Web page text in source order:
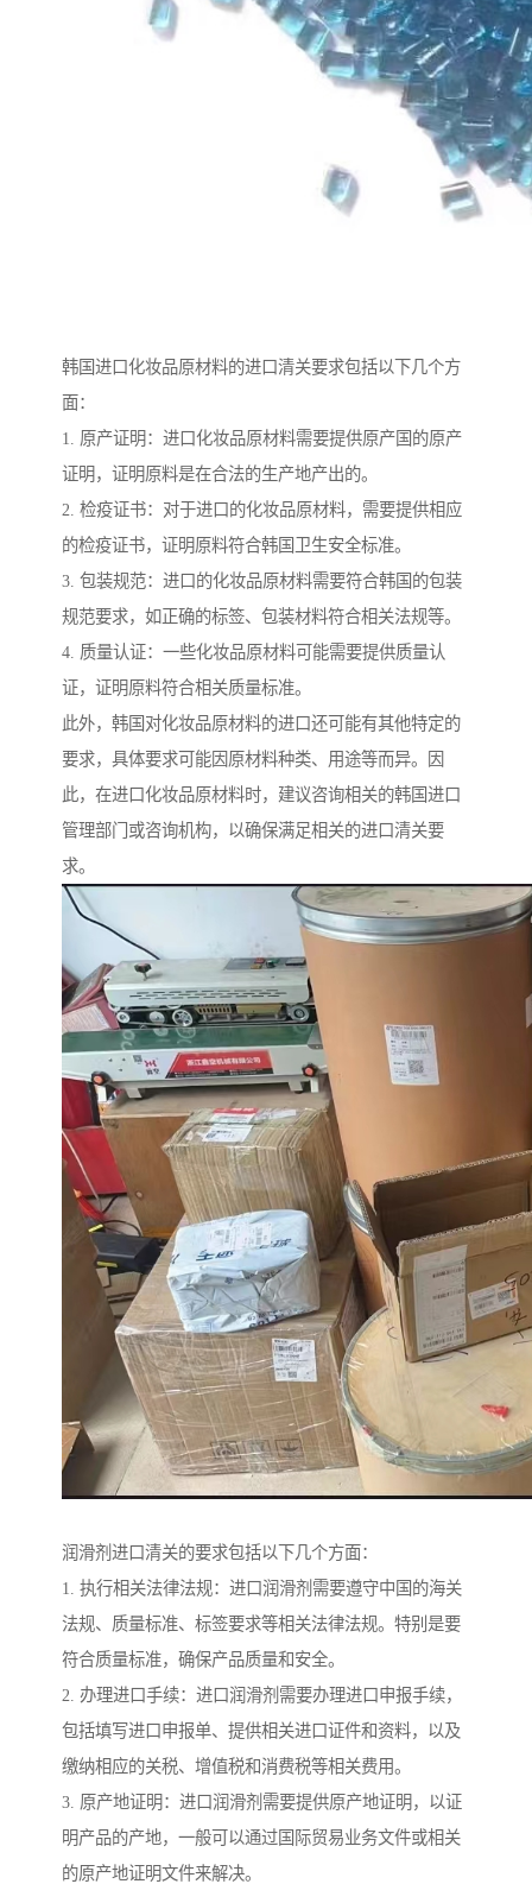
韩国进口化妆品原材料的进口清关要求包括以下几个方
面：
1. 原产证明：进口化妆品原材料需要提供原产国的原产
证明，证明原料是在合法的生产地产出的。
2. 检疫证书：对于进口的化妆品原材料，需要提供相应
的检疫证书，证明原料符合韩国卫生安全标准。
3. 包装规范：进口的化妆品原材料需要符合韩国的包装
规范要求，如正确的标签、包装材料符合相关法规等。
4. 质量认证：一些化妆品原材料可能需要提供质量认
证，证明原料符合相关质量标准。
此外，韩国对化妆品原材料的进口还可能有其他特定的
要求，具体要求可能因原材料种类、用途等而异。因
此，在进口化妆品原材料时，建议咨询相关的韩国进口
管理部门或咨询机构，以确保满足相关的进口清关要
求。
润滑剂进口清关的要求包括以下几个方面：
1. 执行相关法律法规：进口润滑剂需要遵守中国的海关
法规、质量标准、标签要求等相关法律法规。特别是要
符合质量标准，确保产品质量和安全。
2. 办理进口手续：进口润滑剂需要办理进口申报手续，
包括填写进口申报单、提供相关进口证件和资料，以及
缴纳相应的关税、增值税和消费税等相关费用。
3. 原产地证明：进口润滑剂需要提供原产地证明，以证
明产品的产地，一般可以通过国际贸易业务文件或相关
的原产地证明文件来解决。